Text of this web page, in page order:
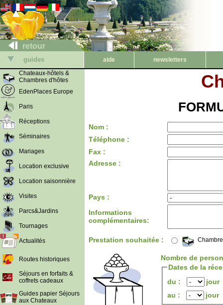
retour
guides aide
newsletters
Chateaux-hôtels &
Chambres d'hôtes
EdenPlaces Europe
Paris
Réceptions
Séminaires
Mariages
Location exclusive
Location saisonnière
Visites
Parcs&Jardins
Tournages
Actualités
Routes historiques
Séjours en forfaits &
coffrets cadeaux
Guides papier Séjours
aux Chateaux
Nom :
Téléphone :
Fax :
Adresse :
Pays :
Informations
complémentaires:
Prestation souhaitée :
Nombre de
Dates de la
du :
jour
au :
jour